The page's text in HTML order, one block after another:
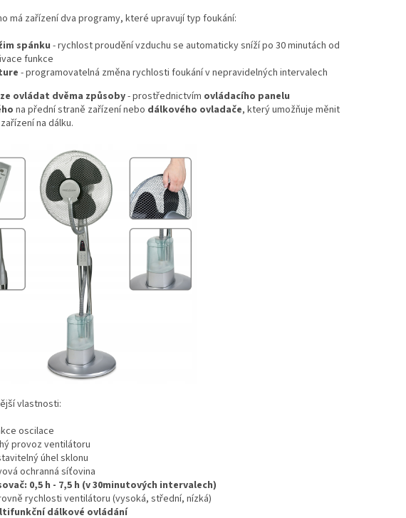
má zařízení dva programy, které upravují typ foukání:
spánku - rychlost proudění vzduchu se automaticky sníží po 30 minutách od
funkce
- programovatelná změna rychlosti foukání v nepravidelných intervalech
ovládat dvěma způsoby- prostřednictvím ovládacího panelu
na přední straně zařízení nebo dálkového ovladače, který umožňuje měnit
na dálku.
vlastnosti:
oscilace
provoz ventilátoru
úhel sklonu
ochranná síťovina
0,5 h - 7,5 h (v 30minutových intervalech)
rychlosti ventilátoru (vysoká, střední, nízká)
dálkové ovládání